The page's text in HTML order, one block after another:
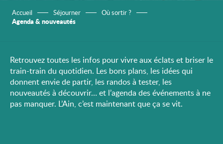
Accueil Séjourner Où sortir ?
Agenda & nouveautés
Retrouvez toutes les infos pour vivre aux éclats et briser le
train-train du quotidien. Les bons plans, les idées qui
donnent envie de partir, les randos à tester, les
nouveautés à découvrir… et l’agenda des événements à ne
pas manquer. L’Ain, c’est maintenant que ça se vit.